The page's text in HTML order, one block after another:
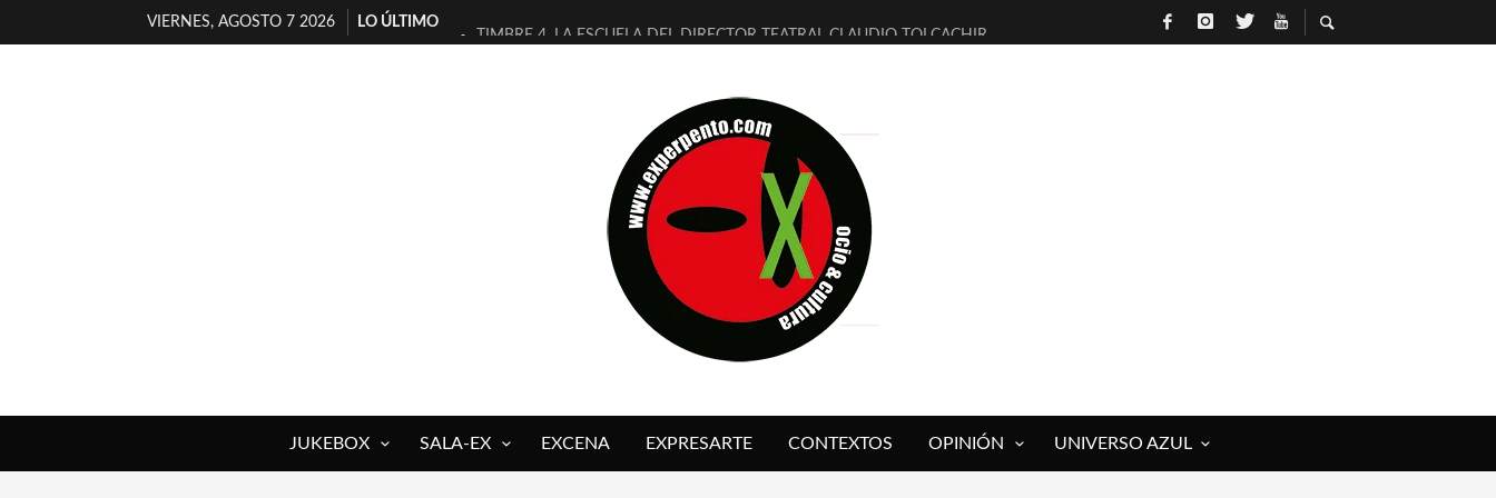
VIERNES, AGOSTO 7 2026
LO ÚLTIMO
TIMBRE 4, LA ESCUELA DEL DIRECTOR TEATRAL CLAUDIO TOLCACHIR
MILITARES JUDÍAS EN #EXVITA
D’BALDOMEROS REINVENTAN [BITÁCORA 3.0] EN EXVITA
MARSHALL FLASH PRESENTA EN EXVITA [RELATIVA SENCILLEZ]
JOFRE BARDAGÍ EN EXVITA INTERPRETANDO A SERRAT
YORCH PRESENTA [CURSO DE ARMONÍA PERSECUTORIA] EN EXVITA
MAGALÍ SARE NOS EXPLICA [DESCASADA]
«NO TENGO PUTOS SUEÑOS»
JUKEBOX SALA-EX EXCENA EXPRESARTE CONTEXTOS OPINIÓN UNIVERSO AZUL